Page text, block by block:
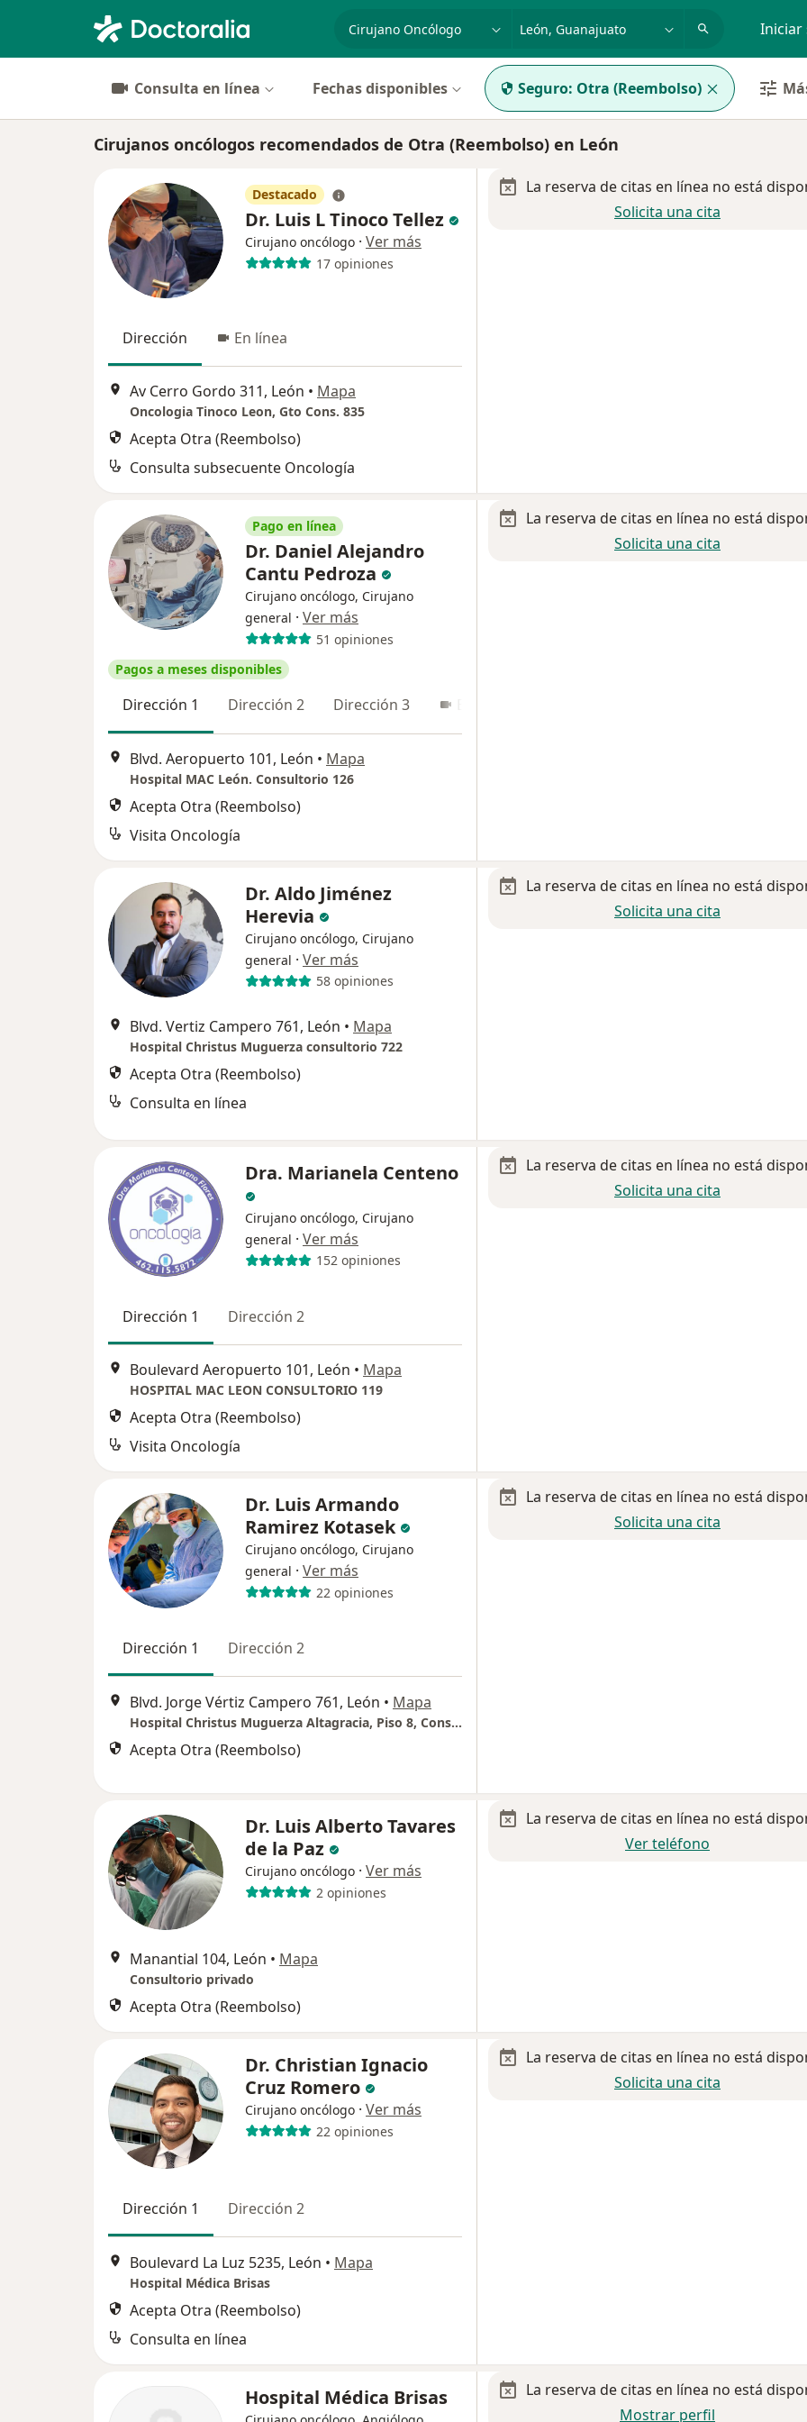
especialidad, enfermedad o nombre
p. ej. Guadalajara Iniciar
Consulta en línea Fechas disponibles Seguro: Otra (Reembolso)
Cirujanos oncólogos recomendados de Otra (Reembolso) en León
Destacado
Dr. Luis L Tinoco Tellez
Cirujano oncólogo · Ver más
17 opiniones
Dirección En línea
Av Cerro Gordo 311, León • Mapa
Oncologia Tinoco Leon, Gto Cons. 835
Acepta Otra (Reembolso)
Consulta subsecuente Oncología
La reserva de citas en línea no está
Solicita una cita
Pago en línea
Dr. Daniel Alejandro
Cantu Pedroza
Cirujano oncólogo, Cirujano
general · Ver más
51 opiniones
Pagos a meses disponibles
Dirección 1 Dirección 2 Dirección 3
Blvd. Aeropuerto 101, León • Mapa
Hospital MAC León. Consultorio 126
Acepta Otra (Reembolso)
Visita Oncología
La reserva de citas en línea no está
Solicita una cita
Dr. Aldo Jiménez
Herevia
Cirujano oncólogo, Cirujano
general · Ver más
58 opiniones
Blvd. Vertiz Campero 761, León • Mapa
Hospital Christus Muguerza consultorio 722
Acepta Otra (Reembolso)
Consulta en línea
La reserva de citas en línea no está
Solicita una cita
Dra. Marianela Centeno
Cirujano oncólogo, Cirujano
general · Ver más
152 opiniones
Dirección 1 Dirección 2
Boulevard Aeropuerto 101, León • Mapa
HOSPITAL MAC LEON CONSULTORIO 119
Acepta Otra (Reembolso)
Visita Oncología
La reserva de citas en línea no está
Solicita una cita
Dr. Luis Armando
Ramirez Kotasek
Cirujano oncólogo, Cirujano
general · Ver más
22 opiniones
Dirección 1 Dirección 2
Blvd. Jorge Vértiz Campero 761, León • Mapa
Hospital Christus Muguerza Altagracia, Piso 8, Consultorio 805
Acepta Otra (Reembolso)
La reserva de citas en línea no está
Solicita una cita
Dr. Luis Alberto Tavares
de la Paz
Cirujano oncólogo · Ver más
2 opiniones
Manantial 104, León • Mapa
Consultorio privado
Acepta Otra (Reembolso)
La reserva de citas en línea no está
Ver teléfono
Dr. Christian Ignacio
Cruz Romero
Cirujano oncólogo · Ver más
22 opiniones
Dirección 1 Dirección 2
Boulevard La Luz 5235, León • Mapa
Hospital Médica Brisas
Acepta Otra (Reembolso)
Consulta en línea
La reserva de citas en línea no está
Solicita una cita
Hospital Médica Brisas
La reserva de citas en línea no está
Mostrar perfil